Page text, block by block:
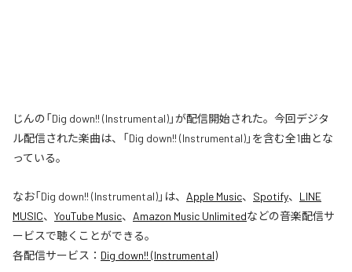
じんの「Dig down!! (Instrumental)」が配信開始された。今回デジタ
ル配信された楽曲は、「Dig down!! (Instrumental)」を含む全1曲とな
っている。
なお「Dig down!! (Instrumental)」は、 Apple Music、 Spotify、 LINE
MUSIC、 YouTube Music、 Amazon Music Unlimitedなどの音楽配信サ
ービスで聴くことができる。
各配信サービス： Dig down!! (Instrumental)